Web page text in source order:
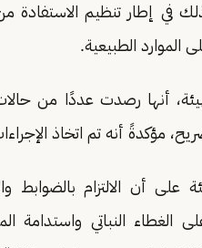
في إطار تنظيم الاستفادة
الموارد الطبيعية.
أنها رصدت عددًا من حالات
مؤكدةً أنه تم اتخاذ
على أن الالتزام
الغطاء النباتي واستدامة